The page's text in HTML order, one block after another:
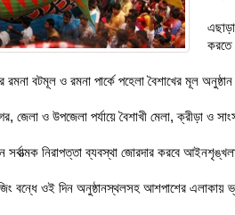
করতে
রমনা বটমূল ও রমনা পার্কে পহেলা বৈশাখের মূল
জেলা ও উপজেলা পর্যায়ে বৈশাখী মেলা, ক্রীড়া ও
সর্বাত্মক নিরাপত্তা ব্যবস্থা জোরদার করবে
বন্ধে ওই দিন অনুষ্ঠানস্থলসহ আশপাশের এলাকায়